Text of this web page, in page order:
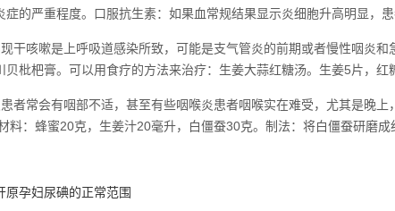
症的严重程度。口服抗生素：如果血常规结果显示炎细胞升高明显，
干咳嗽是上呼吸道感染所致，可能是支气管炎的前期或者慢性咽炎
贝枇杷膏。可以用食疗的方法来治疗：生姜大蒜红糖汤。生姜5片，
者常会有咽部不适，甚至有些咽喉炎患者咽喉实在难受，尤其是晚
料：蜂蜜20克，生姜汁20毫升，白僵蚕30克。制法：将白僵蚕研磨
原孕妇尿碘的正常范围